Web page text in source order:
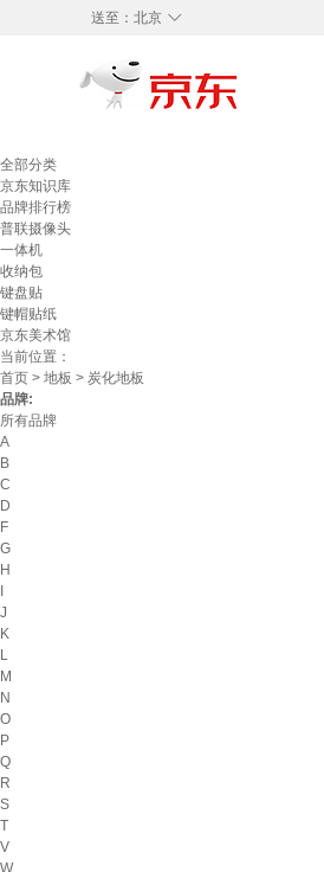
◇
送至： 北京
全部分类
京东知识库
品牌排行榜
普联摄像头
一体机
收纳包
键盘贴
键帽贴纸
京东美术馆
当前位置：
首页 > 地板 > 炭化地板
品牌:
所有品牌
A
B
C
D
F
G
H
J
K
L
M
N
O
P
Q
R
S
T
V
W